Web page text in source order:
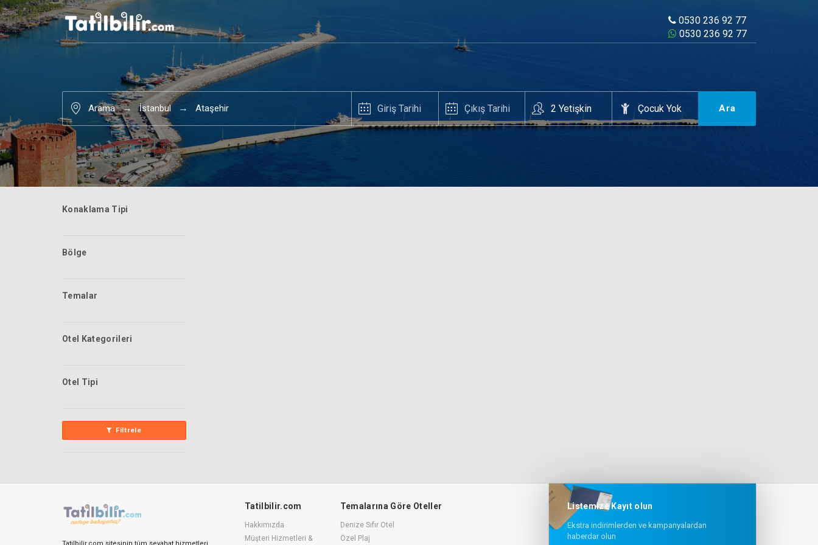
0530 236 92 77
0530 236 92 77
Arama İstanbul Ataşehir Ara
Konaklama Tipi
Bölge
Temalar
Otel Kategorileri
Otel Tipi
Filtrele
Tatilbilir.com
Hakkımızda
Müşteri Hizmetleri &
Temalarına Göre Oteller
Denize Sıfır Otel
Özel Plaj
Listemize Kayıt olun
Ekstra indirimlerden ve kampanyalardan
haberdar olun